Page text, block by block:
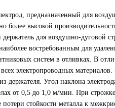
предназначенный для
более высокой
для воздушно-дуговой
востребованным для
систем в отливках. В
электропроводных
держателя. Угол наклона
от 0,5 до 1,0 м/мин. При
стойкости металла к